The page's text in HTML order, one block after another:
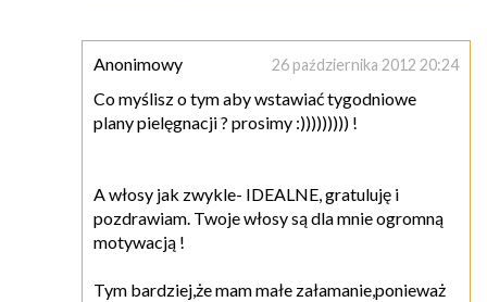
Anonimowy 26 października 2012 20:24
Co myślisz o tym aby wstawiać tygodniowe
plany pielęgnacji ? prosimy :))))))))) !
A włosy jak zwykle- IDEALNE, gratuluję i
pozdrawiam. Twoje włosy są dla mnie ogromną
motywacją !
Tym bardziej,że mam małe załamanie,ponieważ